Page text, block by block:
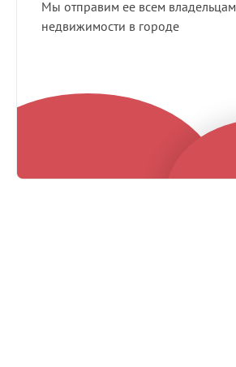
Мы отправим ее всем владельцам
недвижимости в городе